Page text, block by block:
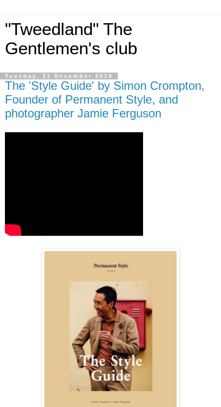
"Tweedland" The
Gentlemen's club
Tuesday, 31 December 2019
The 'Style Guide' by Simon Crompton,
Founder of Permanent Style, and
photographer Jamie Ferguson